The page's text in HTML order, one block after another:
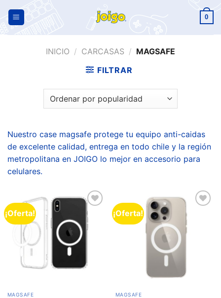
0
INICIO / CARCASAS / MAGSAFE
FILTRAR
Nuestro case magsafe protege tu equipo anti-caidas
de excelente calidad, entrega en todo chile y la región
metropolitana en JOIGO lo mejor en accesorio para
celulares.
¡Oferta!
Añadir
lista de
deseos
MAGSAFE
¡Oferta!
MAGSAFE